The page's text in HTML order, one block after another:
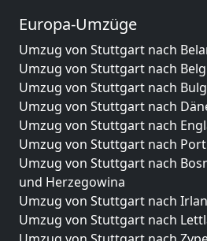
Europa-Umzüge
Umzug von Stuttgart nach
Umzug von Stuttgart nach
Umzug von Stuttgart nach
Umzug von Stuttgart nach
Umzug von Stuttgart nach
Umzug von Stuttgart nach
Umzug von Stuttgart nach
und Herzegowina
Umzug von Stuttgart nach
Umzug von Stuttgart nach